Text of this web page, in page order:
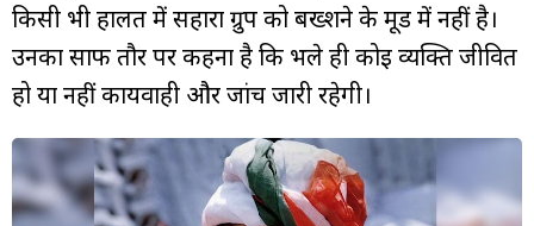
किसी भी हालत में सहारा ग्रुप को बख्शने के मूड में नहीं है।
उनका साफ तौर पर कहना है कि भले ही कोई व्यक्ति जीवित
हो या नहीं कार्यवाही और जांच जारी रहेगी।